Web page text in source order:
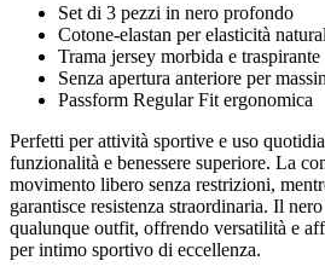
Set di 3 pezzi in nero profondo
Cotone-elastan per elasticità
Trama jersey morbida e traspirante
Senza apertura anteriore per
Passform Regular Fit ergonomica
Perfetti per attività sportive e uso
funzionalità e benessere superiore. La
movimento libero senza restrizioni,
garantisce resistenza straordinaria. Il
qualunque outfit, offrendo versatilità e
per intimo sportivo di eccellenza.